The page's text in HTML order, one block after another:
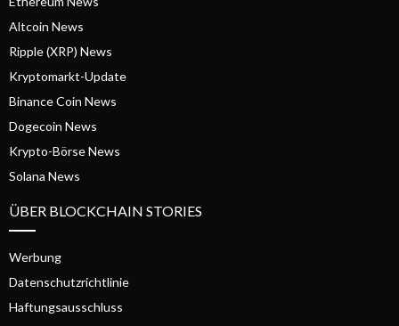
Altcoin News
Ripple (XRP) News
Kryptomarkt-Update
Binance Coin News
Dogecoin News
Krypto-Börse News
Solana News
ÜBER BLOCKCHAIN STORIES
Werbung
Datenschutzrichtlinie
Haftungsausschluss